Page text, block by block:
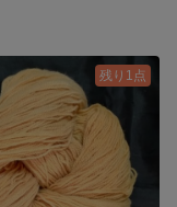
残り1点